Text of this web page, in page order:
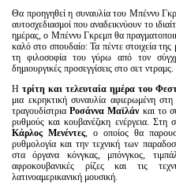
Θα προηγηθεί η συναυλία του Μπέννυ
αυτοσχεδιασμοί που αναδεικνύουν το
ημέρας, ο Μπέννυ Γκρεμπ θα
καλό στο σπουδαίο: Τα πέντε στοιχεία
τη φιλοσοφία του γύρω από τον
δημιουργικές προσεγγίσεις στο σετ ντραμς.
Η τρίτη και τελευταία ημέρα του
μια εκρηκτική συναυλία αφιερωμένη
τραγουδίστριαΡοσάννα Μαϊλάνκαι το
ρυθμούς και κουβανέζικη ενέργεια. Στη
Κάρλος Μενέντες, ο οποίος θα
ρυθμολογία και την τεχνική των
στα όργανα κόνγκας, μπόνγκος,
αφροκουβανικές ρίζες και τις
λατινοαμερικανική μουσική.